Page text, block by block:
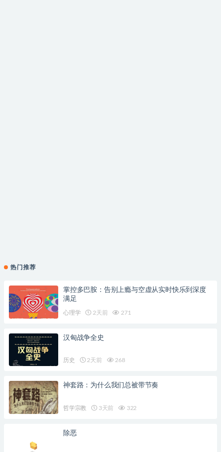
热门推荐
掌控多巴胺：告别上瘾与空虚从实时快乐到深度
满足
心理学 2天前 271
汉匈战争全史
历史 2天前 268
神套路：为什么我们总被带节奏
哲学宗教 3天前 322
除恶